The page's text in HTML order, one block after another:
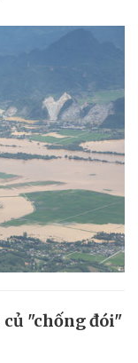
"chống đói"